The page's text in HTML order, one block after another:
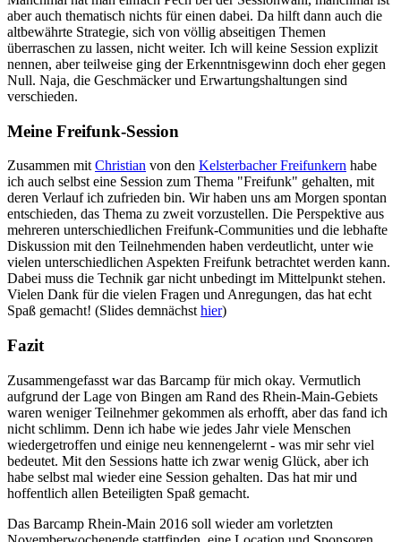
aber auch thematisch nichts für einen dabei. Da hilft dann auch die
altbewährte Strategie, sich von völlig abseitigen Themen
überraschen zu lassen, nicht weiter. Ich will keine Session explizit
nennen, aber teilweise ging der Erkenntnisgewinn doch eher gegen
Null. Naja, die Geschmäcker und Erwartungshaltungen sind
verschieden.
Meine Freifunk-Session
Zusammen mit Christian von den Kelsterbacher Freifunkern habe
ich auch selbst eine Session zum Thema "Freifunk" gehalten, mit
deren Verlauf ich zufrieden bin. Wir haben uns am Morgen spontan
entschieden, das Thema zu zweit vorzustellen. Die Perspektive aus
mehreren unterschiedlichen Freifunk-Communities und die lebhafte
Diskussion mit den Teilnehmenden haben verdeutlicht, unter wie
vielen unterschiedlichen Aspekten Freifunk betrachtet werden kann.
Dabei muss die Technik gar nicht unbedingt im Mittelpunkt stehen.
Vielen Dank für die vielen Fragen und Anregungen, das hat echt
Spaß gemacht! (Slides demnächst hier)
Fazit
Zusammengefasst war das Barcamp für mich okay. Vermutlich
aufgrund der Lage von Bingen am Rand des Rhein-Main-Gebiets
waren weniger Teilnehmer gekommen als erhofft, aber das fand ich
nicht schlimm. Denn ich habe wie jedes Jahr viele Menschen
wiedergetroffen und einige neu kennengelernt - was mir sehr viel
bedeutet. Mit den Sessions hatte ich zwar wenig Glück, aber ich
habe selbst mal wieder eine Session gehalten. Das hat mir und
hoffentlich allen Beteiligten Spaß gemacht.
Das Barcamp Rhein-Main 2016 soll wieder am vorletzten